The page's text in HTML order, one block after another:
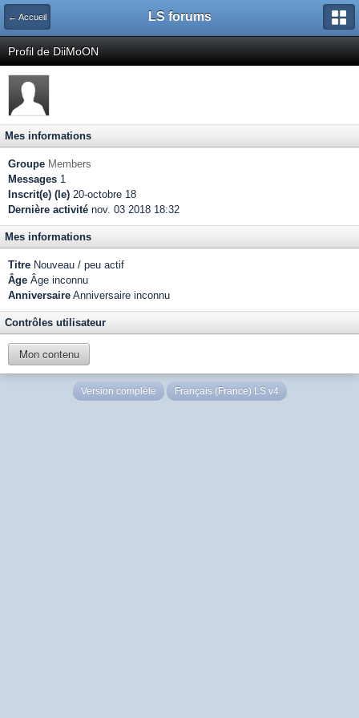
← Accueil LS forums
Profil de DiiMoON
Mes informations
Groupe Members
Messages 1
Inscrit(e) (le) 20-octobre 18
Dernière activité nov. 03 2018 18:32
Mes informations
Titre Nouveau / peu actif
Âge Âge inconnu
Anniversaire Anniversaire inconnu
Contrôles utilisateur
Mon contenu
Version complète Français (France) LS v4